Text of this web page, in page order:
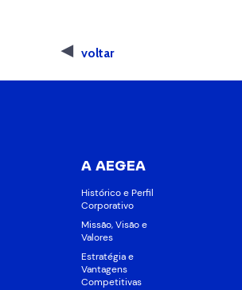
voltar
A AEGEA
Histórico e Perfil
Corporativo
Missão, Visão e
Valores
Estratégia e
Vantagens
Competitivas